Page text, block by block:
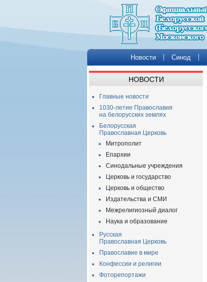
Новости Синод
НОВОСТИ
Главные новости
1030-летие Православия
на белорусских землях
Белорусская
Православная Церковь
Митрополит
Епархии
Синодальные учреждения
Церковь и государство
Церковь и общество
Издательства и СМИ
Межрелигиозный диалог
Наука и образование
Русская
Православная Церковь
Православие в мире
Конфессии и религии
Фоторепортажи